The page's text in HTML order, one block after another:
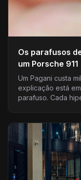
Os parafusos
um Porsche 911
Um Pagani custa
explicação está
parafuso. Cada